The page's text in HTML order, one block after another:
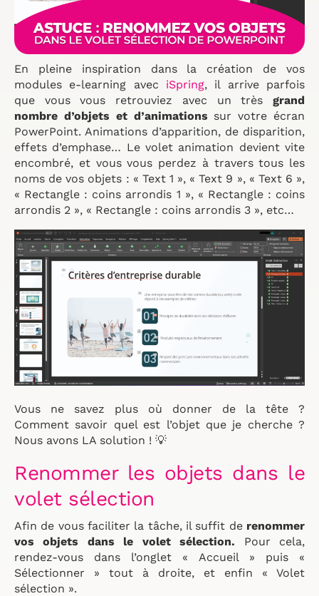
En pleine inspiration dans la création de vos
modules e-learning avec iSpring, il arrive parfois
que vous vous retrouviez avec un très grand
nombre d’objets et d’animations sur votre écran
PowerPoint. Animations d’apparition, de disparition,
effets d’emphase… Le volet animation devient vite
encombré, et vous vous perdez à travers tous les
noms de vos objets : « Text 1 », « Text 9 », « Text 6 »,
« Rectangle : coins arrondis 1 », « Rectangle : coins
arrondis 2 », « Rectangle : coins arrondis 3 », etc…
Vous ne savez plus où donner de la tête ?
Comment savoir quel est l’objet que je cherche ?
Nous avons LA solution ! 💡
Renommer les objets dans le
volet sélection
Afin de vous faciliter la tâche, il suffit derenommer
vos objets dans le volet sélection. Pour cela,
rendez-vous dans l’onglet « Accueil » puis «
Sélectionner » tout à droite, et enfin « Volet
sélection ».